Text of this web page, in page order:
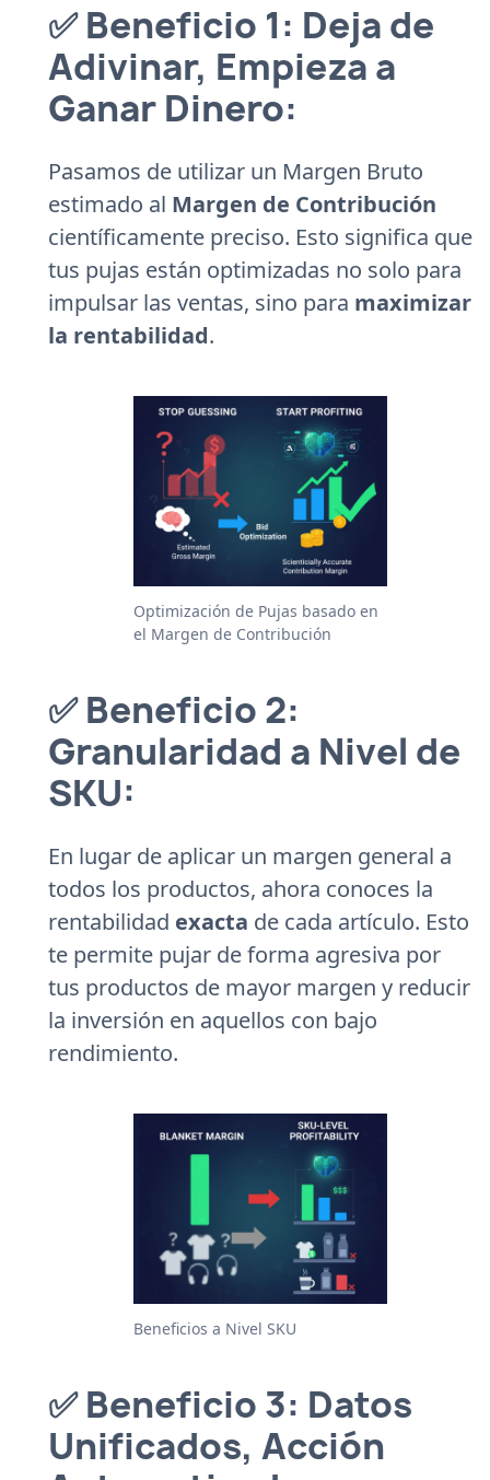
✅ Beneficio 1: Deja de
Adivinar, Empieza a
Ganar Dinero:
Pasamos de utilizar un Margen Bruto
estimado al Margen de Contribución
científicamente preciso. Esto significa que
tus pujas están optimizadas no solo para
impulsar las ventas, sino para maximizar
la rentabilidad.
Optimización de Pujas basado en
el Margen de Contribución
✅ Beneficio 2:
Granularidad a Nivel de
SKU:
En lugar de aplicar un margen general a
todos los productos, ahora conoces la
rentabilidad exacta de cada artículo. Esto
te permite pujar de forma agresiva por
tus productos de mayor margen y reducir
la inversión en aquellos con bajo
rendimiento.
Beneficios a Nivel SKU
✅ Beneficio 3: Datos
Unificados, Acción